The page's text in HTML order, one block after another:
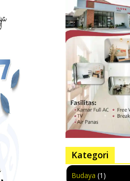
Kategori
Budaya (1)